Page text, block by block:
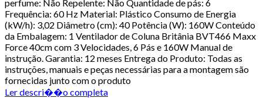
perfume: Não Repelente: Não Quantidade de pás: 6
Frequência: 60 Hz Material: Plástico Consumo de Energia
(kW/h): 3,02 Diâmetro (cm): 40 Potência (W): 160W Conteúdo
da Embalagem: 1 Ventilador de Coluna Britânia BVT466 Maxx
Force 40cm com 3 Velocidades, 6 Pás e 160W Manual de
instrução. Garantia: 12 meses Entrega do Produto: Todas as
instruções, manuais e peças necessárias para a montagem são
fornecidas junto com o produto
Ler descri��o completa